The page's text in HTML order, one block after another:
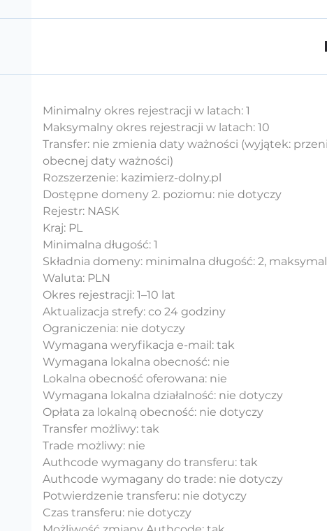
Minimalny okres rejestracji w latach: 1
Maksymalny okres rejestracji w latach: 10
Transfer: nie zmienia daty ważności (wyjątek:
obecnej daty ważności)
Rozszerzenie: kazimierz-dolny.pl
Dostępne domeny 2. poziomu: nie dotyczy
Rejestr: NASK
Kraj: PL
Minimalna długość: 1
Składnia domeny: minimalna długość: 2,
Waluta: PLN
Okres rejestracji: 1–10 lat
Aktualizacja strefy: co 24 godziny
Ograniczenia: nie dotyczy
Wymagana weryfikacja e-mail: tak
Wymagana lokalna obecność: nie
Lokalna obecność oferowana: nie
Wymagana lokalna działalność: nie dotyczy
Opłata za lokalną obecność: nie dotyczy
Transfer możliwy: tak
Trade możliwy: nie
Authcode wymagany do transferu: tak
Authcode wymagany do trade: nie dotyczy
Potwierdzenie transferu: nie dotyczy
Czas transferu: nie dotyczy